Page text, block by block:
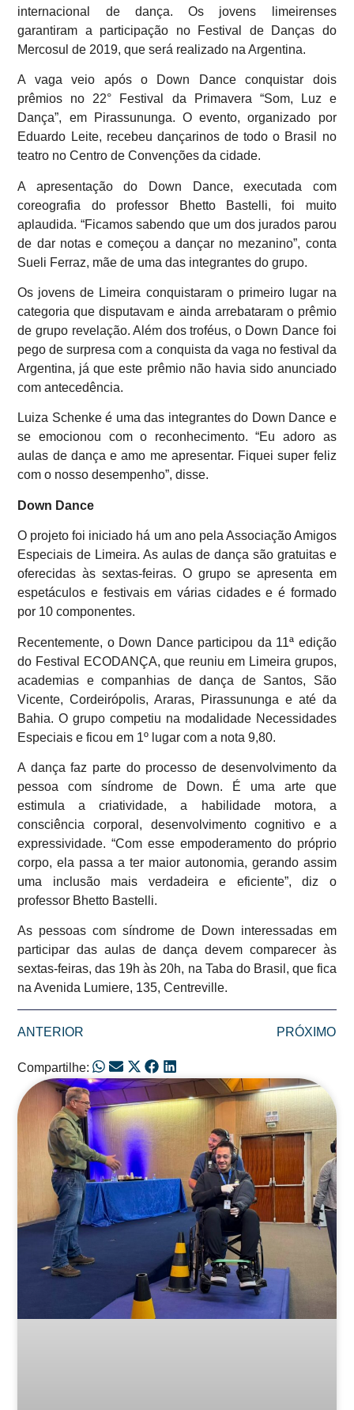
internacional de dança. Os jovens limeirenses
garantiram a participação no Festival de Danças do
Mercosul de 2019, que será realizado na Argentina.
A vaga veio após o Down Dance conquistar dois
prêmios no 22° Festival da Primavera “Som, Luz e
Dança”, em Pirassununga. O evento, organizado por
Eduardo Leite, recebeu dançarinos de todo o Brasil no
teatro no Centro de Convenções da cidade.
A apresentação do Down Dance, executada com
coreografia do professor Bhetto Bastelli, foi muito
aplaudida. “Ficamos sabendo que um dos jurados parou
de dar notas e começou a dançar no mezanino”, conta
Sueli Ferraz, mãe de uma das integrantes do grupo.
Os jovens de Limeira conquistaram o primeiro lugar na
categoria que disputavam e ainda arrebataram o prêmio
de grupo revelação. Além dos troféus, o Down Dance foi
pego de surpresa com a conquista da vaga no festival da
Argentina, já que este prêmio não havia sido anunciado
com antecedência.
Luiza Schenke é uma das integrantes do Down Dance e
se emocionou com o reconhecimento. “Eu adoro as
aulas de dança e amo me apresentar. Fiquei super feliz
com o nosso desempenho”, disse.
Down Dance
O projeto foi iniciado há um ano pela Associação Amigos
Especiais de Limeira. As aulas de dança são gratuitas e
oferecidas às sextas-feiras. O grupo se apresenta em
espetáculos e festivais em várias cidades e é formado
por 10 componentes.
Recentemente, o Down Dance participou da 11ª edição
do Festival ECODANÇA, que reuniu em Limeira grupos,
academias e companhias de dança de Santos, São
Vicente, Cordeirópolis, Araras, Pirassununga e até da
Bahia. O grupo competiu na modalidade Necessidades
Especiais e ficou em 1º lugar com a nota 9,80.
A dança faz parte do processo de desenvolvimento da
pessoa com síndrome de Down. É uma arte que
estimula a criatividade, a habilidade motora, a
consciência corporal, desenvolvimento cognitivo e a
expressividade. “Com esse empoderamento do próprio
corpo, ela passa a ter maior autonomia, gerando assim
uma inclusão mais verdadeira e eficiente”, diz o
professor Bhetto Bastelli.
As pessoas com síndrome de Down interessadas em
participar das aulas de dança devem comparecer às
sextas-feiras, das 19h às 20h, na Taba do Brasil, que fica
na Avenida Lumiere, 135, Centreville.
ANTERIOR PRÓXIMO
Compartilhe:
Posts Relacionados